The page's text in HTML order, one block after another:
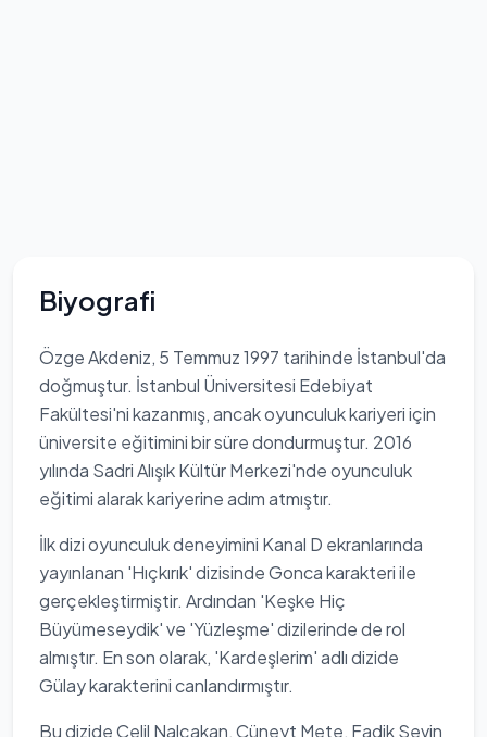
Biyografi
Özge Akdeniz, 5 Temmuz 1997 tarihinde İstanbul'da
doğmuştur. İstanbul Üniversitesi Edebiyat
Fakültesi'ni kazanmış, ancak oyunculuk kariyeri için
üniversite eğitimini bir süre dondurmuştur. 2016
yılında Sadri Alışık Kültür Merkezi'nde oyunculuk
eğitimi alarak kariyerine adım atmıştır.
İlk dizi oyunculuk deneyimini Kanal D ekranlarında
yayınlanan 'Hıçkırık' dizisinde Gonca karakteri ile
gerçekleştirmiştir. Ardından 'Keşke Hiç
Büyümeseydik' ve 'Yüzleşme' dizilerinde de rol
almıştır. En son olarak, 'Kardeşlerim' adlı dizide
Gülay karakterini canlandırmıştır.
Bu dizide Celil Nalçakan, Cüneyt Mete, Fadik Sevin